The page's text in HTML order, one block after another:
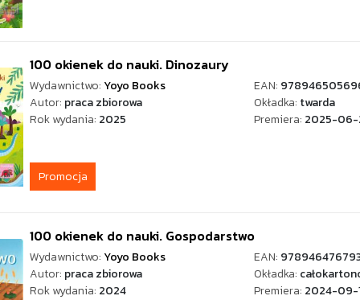
100 okienek do nauki. Dinozaury
Wydawnictwo: Yoyo Books EAN:
Autor: praca zbiorowa Okładka: twarda
Rok wydania: 2025 Premiera: 2025-
Promocja
100 okienek do nauki. Gospodarstwo
Wydawnictwo: Yoyo Books EAN:
Autor: praca zbiorowa Okładka:
Rok wydania: 2024 Premiera: 2024-09-